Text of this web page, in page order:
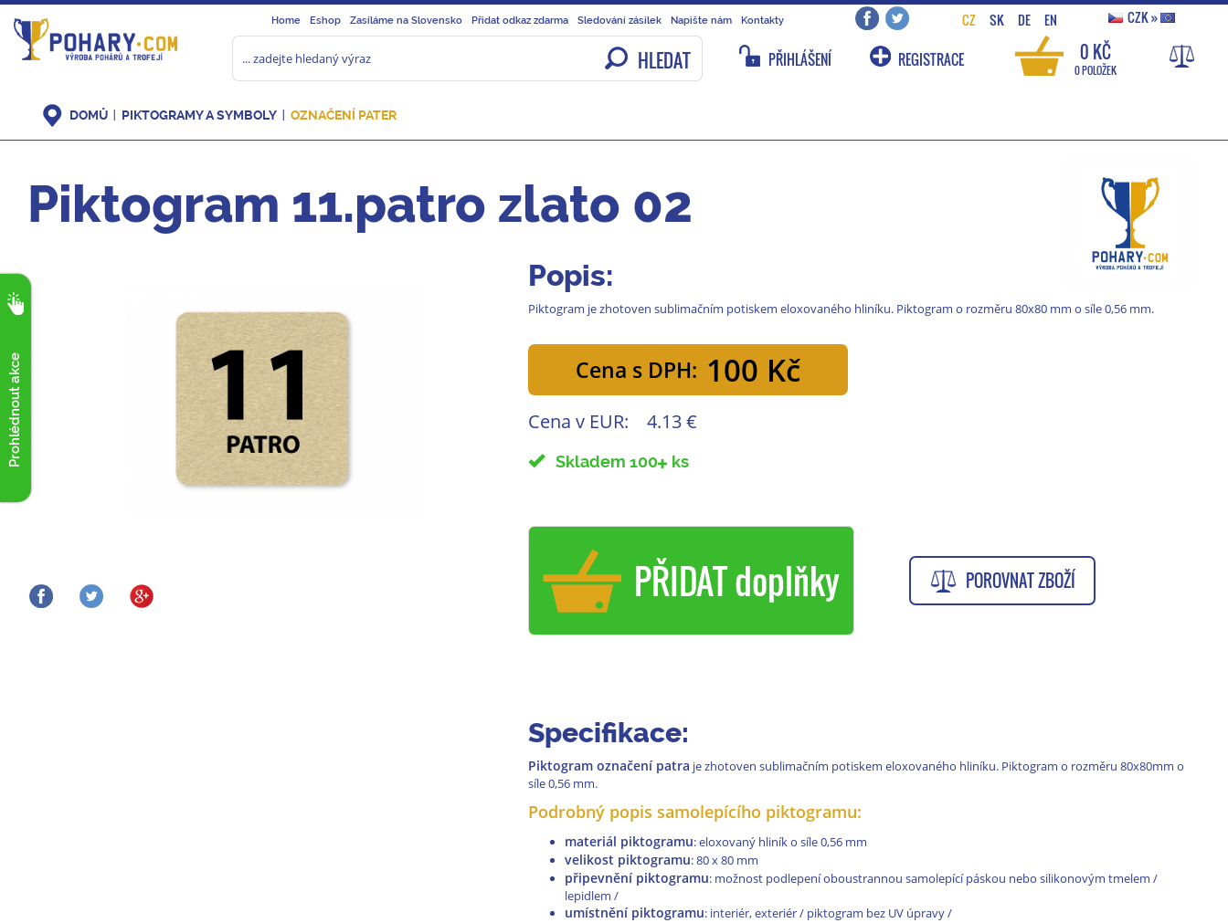
Home Eshop Zasíláme na Slovensko Přidat odkaz zdarma Sledování zásilek Napište nám Kontakty CZ SK DE EN CZK»
HLEDAT PŘIHLÁŠENÍ REGISTRACE 0 KČ
0 POLOŽEK
Prohlédnout akce
DOMŮ PIKTOGRAMY A SYMBOLY OZNAČENÍ PATER
Piktogram 11.patro zlato 02
Popis:
Piktogram je zhotoven sublimačním potiskem eloxovaného hliníku. Piktogram o rozměru 80x80 mm o síle 0,56 mm.
Cena s DPH: 100 Kč
Cena v EUR: 4.13 €
Skladem 100 ks
PŘIDAT doplňky POROVNAT ZBOŽÍ
Specifikace:
Piktogram označení patra je zhotoven sublimačním potiskem eloxovaného hliníku. Piktogram o rozměru 80x80mm o
síle 0,56 mm.
Podrobný popis samolepícího piktogramu:
materiál piktogramu: eloxovaný hliník o síle 0,56 mm
velikost piktogramu: 80 x 80 mm
připevnění piktogramu: možnost podlepení oboustrannou samolepící páskou nebo silikonovým tmelem /
lepidlem /
umístnění piktogramu: interiér, exteriér / piktogram bez UV úpravy /